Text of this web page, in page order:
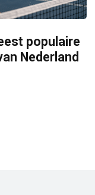
populaire
Nederland